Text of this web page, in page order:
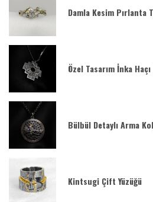
Damla Kesim Pırlanta
Özel Tasarım İnka
Bülbül Detaylı Arma
Kintsugi Çift Yüzüğü